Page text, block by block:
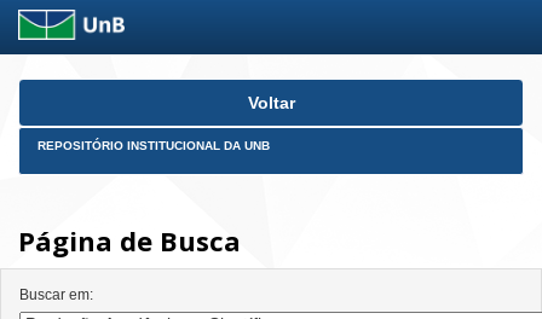
Skip
Voltar
REPOSITÓRIO INSTITUCIONAL DA UNB
Página de Busca
Buscar em: